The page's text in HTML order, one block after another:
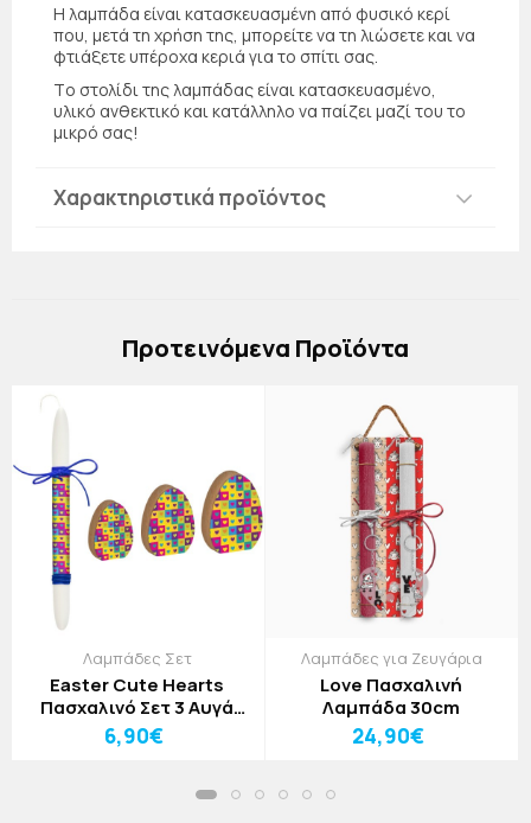
Η λαμπάδα είναι κατασκευασμένη από φυσικό κερί
που, μετά τη χρήση της, μπορείτε να τη λιώσετε και να
φτιάξετε υπέροχα κεριά για το σπίτι σας.
Τo στολίδι της λαμπάδας είναι κατασκευασμένο,
υλικό ανθεκτικό και κατάλληλο να παίζει μαζί του το
μικρό σας!
Χαρακτηριστικά προϊόντος
Πρoτεινόμενα Προϊόντα
Λαμπάδες Σετ
Easter Cute Hearts
Πασχαλινό Σετ 3 Αυγά
Ξύλινα
6,90€
Λαμπάδες για Ζευγάρια
Love Πασχαλινή
Λαμπάδα 30cm
24,90€